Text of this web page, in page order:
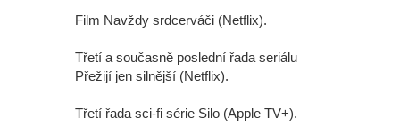
Film Navždy srdcerváči (Netflix).
Třetí a současně poslední řada seriálu
Přežijí jen silnější (Netflix).
Třetí řada sci-fi série Silo (Apple TV+).